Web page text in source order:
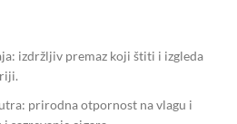
izdržljiv premaz koji štiti i izgleda
prirodna otpornost na vlagu i